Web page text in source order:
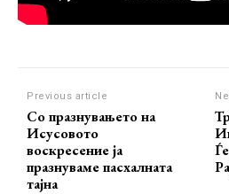
Previous article
Со празнувањето на
Исусовото
воскресение ја
празнуваме пасхалната
тајна